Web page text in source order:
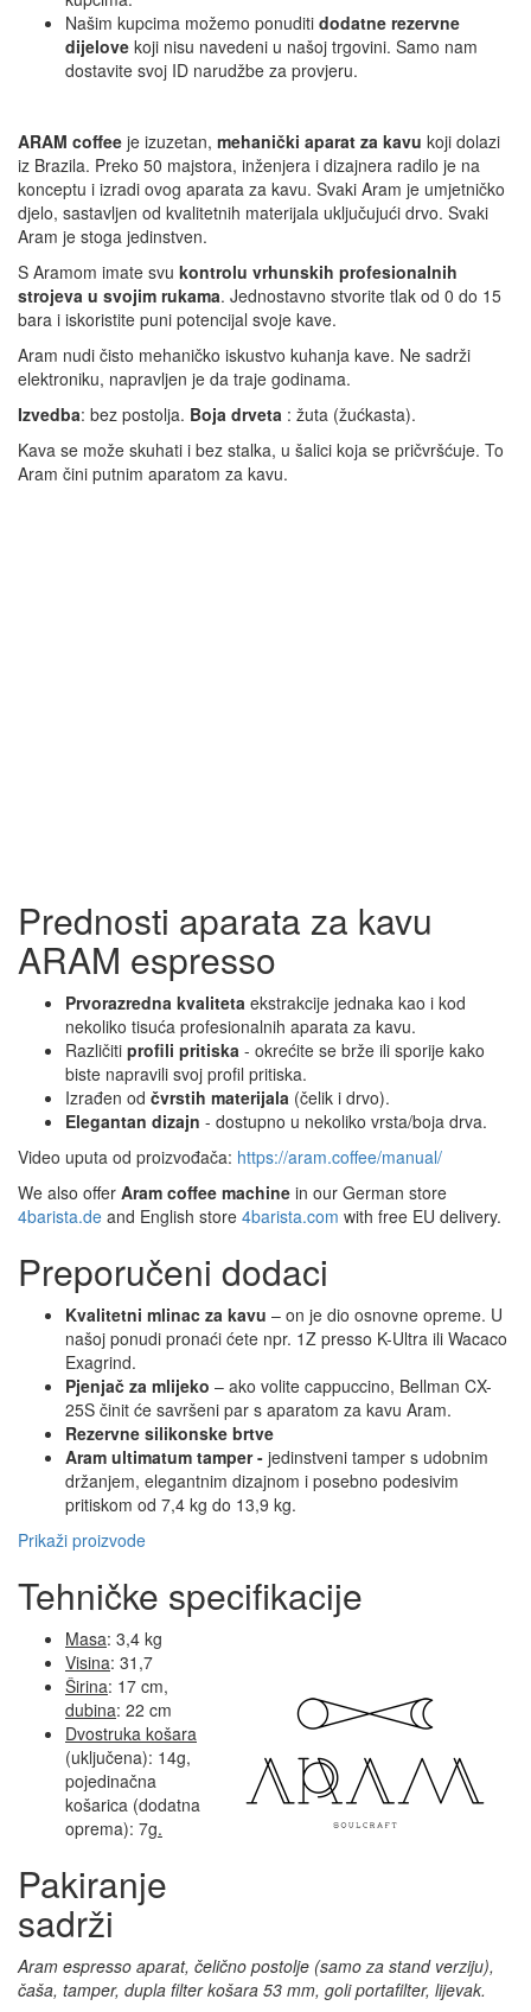
Našim kupcima možemo ponuditi dodatne rezervne
dijelove koji nisu navedeni u našoj trgovini. Samo nam
dostavite svoj ID narudžbe za provjeru.
ARAM coffee je izuzetan, mehanički aparat za kavu koji dolazi
iz Brazila. Preko 50 majstora, inženjera i dizajnera radilo je na
konceptu i izradi ovog aparata za kavu. Svaki Aram je umjetničko
djelo, sastavljen od kvalitetnih materijala uključujući drvo. Svaki
Aram je stoga jedinstven.
S Aramom imate svu kontrolu vrhunskih profesionalnih
strojeva u svojim rukama. Jednostavno stvorite tlak od 0 do 15
bara i iskoristite puni potencijal svoje kave.
Aram nudi čisto mehaničko iskustvo kuhanja kave. Ne sadrži
elektroniku, napravljen je da traje godinama.
Izvedba: bez postolja. Boja drveta : žuta (žućkasta).
Kava se može skuhati i bez stalka, u šalici koja se pričvršćuje. To
Aram čini putnim aparatom za kavu.
Prednosti aparata za kavu
ARAM espresso
Prvorazredna kvaliteta ekstrakcije jednaka kao i kod
nekoliko tisuća profesionalnih aparata za kavu.
Različiti profili pritiska - okrećite se brže ili sporije kako
biste napravili svoj profil pritiska.
Izrađen od čvrstih materijala (čelik i drvo).
Elegantan dizajn - dostupno u nekoliko vrsta/boja drva.
Video uputa od proizvođača: https://aram.coffee/manual/
We also offer Aram coffee machine in our German store
4barista.de and English store 4barista.com with free EU delivery.
Preporučeni dodaci
Kvalitetni mlinac za kavu – on je dio osnovne opreme. U
našoj ponudi pronaći ćete npr. 1Z presso K-Ultra ili Wacaco
Exagrind.
Pjenjač za mlijeko – ako volite cappuccino, Bellman CX-
25S činit će savršeni par s aparatom za kavu Aram.
Rezervne silikonske brtve
Aram ultimatum tamper - jedinstveni tamper s udobnim
držanjem, elegantnim dizajnom i posebno podesivim
pritiskom od 7,4 kg do 13,9 kg.
Prikaži proizvode
Tehničke specifikacije
Masa: 3,4 kg
Visina: 31,7
Širina: 17 cm,
dubina: 22 cm
Dvostruka košara
(uključena): 14g,
pojedinačna
košarica (dodatna
oprema): 7g.
Pakiranje
sadrži
Aram espresso aparat, čelično postolje (samo za stand verziju),
čaša, tamper, dupla filter košara 53 mm, goli portafilter, lijevak.